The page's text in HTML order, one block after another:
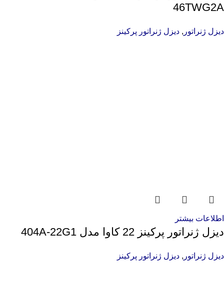
46TWG2A
دیزل ژنراتور , دیزل ژنراتور پرکینز
اطلاعات بیشتر
دیزل ژنراتور پرکینز 22 کاوا مدل 404A-22G1
دیزل ژنراتور , دیزل ژنراتور پرکینز